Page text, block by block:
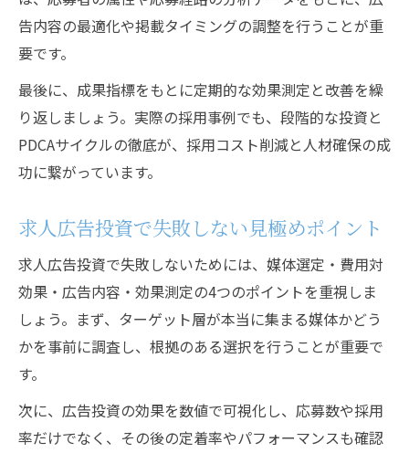
告内容の最適化や掲載タイミングの調整を行うことが重
要です。
最後に、成果指標をもとに定期的な効果測定と改善を繰
り返しましょう。実際の採用事例でも、段階的な投資と
PDCAサイクルの徹底が、採用コスト削減と人材確保の成
功に繋がっています。
求人広告投資で失敗しない見極めポイント
求人広告投資で失敗しないためには、媒体選定・費用対
効果・広告内容・効果測定の4つのポイントを重視しま
しょう。まず、ターゲット層が本当に集まる媒体かどう
かを事前に調査し、根拠のある選択を行うことが重要で
す。
次に、広告投資の効果を数値で可視化し、応募数や採用
率だけでなく、その後の定着率やパフォーマンスも確認